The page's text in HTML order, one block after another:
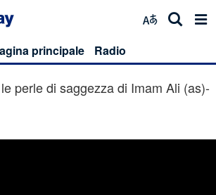
principale Radio
perle di saggezza di Imam Ali (as)-